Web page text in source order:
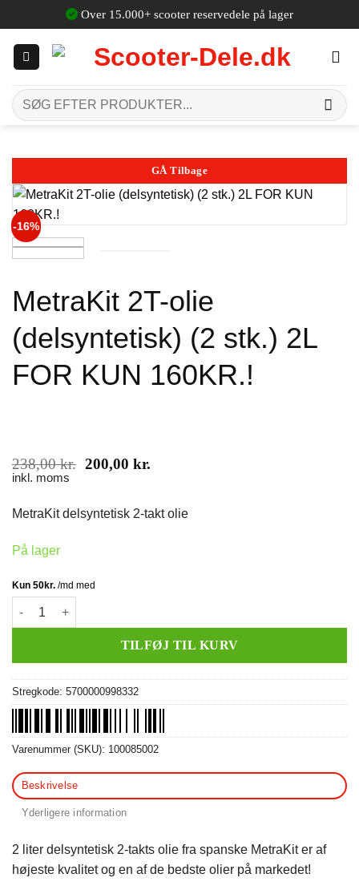
til
indhold
Over 15.000+ scooter reservedele på lager
Søg
efter:
GÅ Tilbage
-16%
MetraKit 2T-olie
(delsyntetisk) (2 stk.) 2L
FOR KUN 160KR.!
238,00kr. Den
var:
238,00 kr..
200,00 kr.Den
er:
inkl. moms
MetraKit delsyntetisk 2-takt olie
På lager
MetraKit 2T-olie (delsyntetisk) (2 stk.) 2L FOR KUN 160KR.!
TILFØJ TIL KURV
Stregkode: 5700000998332
Varenummer (SKU): 100085002
Beskrivelse
Yderligere information
2 liter delsyntetisk 2-takts olie fra spanske MetraKit er af
højeste kvalitet og en af de bedste olier på markedet!